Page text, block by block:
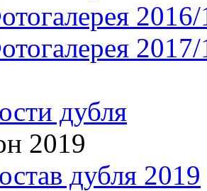
дубля
2019
дубля 2019